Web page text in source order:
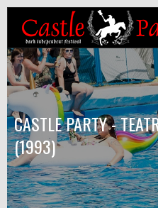
CASTLE PARTY -
(1993)